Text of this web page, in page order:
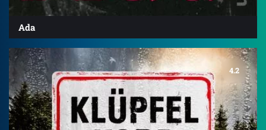
Ada
4.2